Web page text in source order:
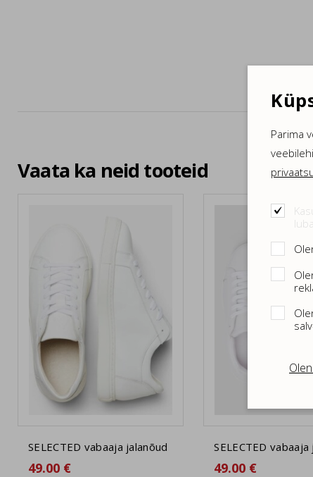
Vaata ka neid tooteid
SELECTED vabaaja jalanõud
49.00 €
SELECTED
49.00 €
Parima